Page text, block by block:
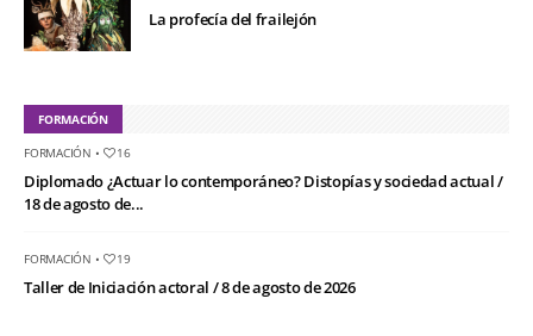
La profecía del frailejón
FORMACIÓN
FORMACIÓN • 16
Diplomado ¿Actuar lo contemporáneo? Distopías y sociedad actual /
18 de agosto de...
FORMACIÓN • 19
Taller de Iniciación actoral / 8 de agosto de 2026